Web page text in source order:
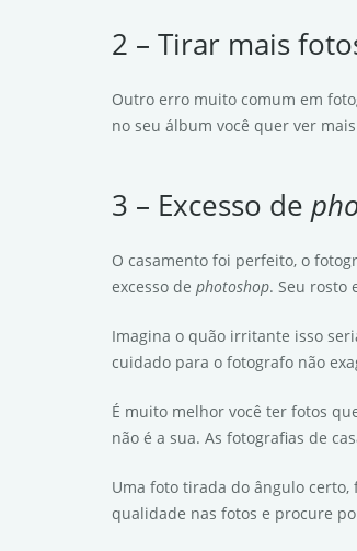
2 – Tirar mais
Outro erro muito comum em
no seu álbum você quer ver
3 – Excesso de
O casamento foi perfeito, o
excesso de photoshop. Seu rosto
Imagina o quão irritante isso
cuidado para o fotografo não
É muito melhor você ter fotos
não é a sua. As fotografias de
Uma foto tirada do ângulo certo,
qualidade nas fotos e procure